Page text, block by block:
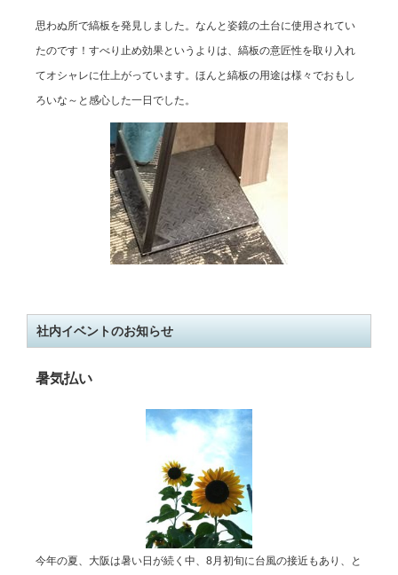
思わぬ所で縞板を発見しました。なんと姿鏡の土台に使用されてい
たのです！すべり止め効果というよりは、縞板の意匠性を取り入れ
てオシャレに仕上がっています。ほんと縞板の用途は様々でおもし
ろいな～と感心した一日でした。
社内イベントのお知らせ
暑気払い
今年の夏、大阪は暑い日が続く中、 8月初旬に台風の接近もあり、と